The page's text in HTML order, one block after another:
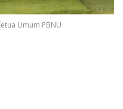
Umum PBNU